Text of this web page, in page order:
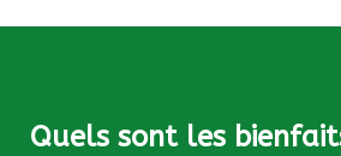
Quels sont les